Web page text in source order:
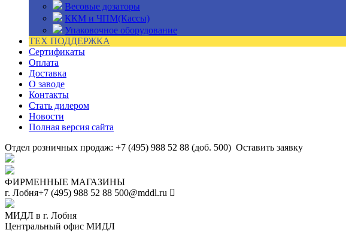
Весовые дозаторы
ККМ и ЧПМ(Кассы)
Упаковочное оборудование
ТЕХ ПОДДЕРЖКА
Сертификаты
Оплата
Доставка
О заводе
Контакты
Стать дилером
Новости
Полная версия сайта
Отдел розничных продаж: +7 (495) 988 52 88 (доб. 500) Оставить заявку
ФИРМЕННЫЕ МАГАЗИНЫ
г. Лобня+7 (495) 988 52 88 500@mddl.ru
МИДЛ в г. Лобня
Центральный офис МИДЛ